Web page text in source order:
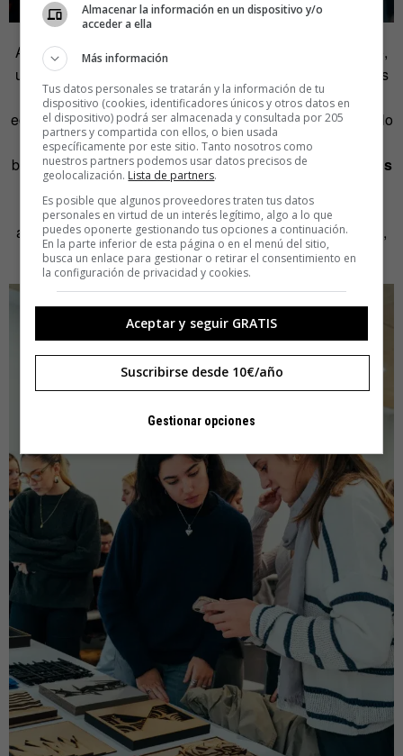
A esta universidad irás a trabajar, a construirte un portfolio,
una identidad profesional y una forma propia de mirar. Más
allá de los planes de estudio, lo que la define es su
ecosistema:aulas abiertas, talleres equipadoscon todo lo
que necesitas para plasmar físicamente esas ideas que
bullen en tu cabeza,estudios audiovisuales, laboratorios
digitales
… En UDIT los espacios están pensados para
experimentar sin miedo a equivocarse, y hacerlo,
además,en comunidad, a través de proyectos colectivos,
sesiones críticas y trabajos colaborativos.
Almacenar la información en un dispositivo y/o
acceder a ella
Más información
Tus datos personales se tratarán y la información de tu
dispositivo (cookies, identificadores únicos y otros datos en
el dispositivo) podrá ser almacenada y consultada por 205
partners y compartida con ellos, o bien usada
específicamente por este sitio. Tanto nosotros como
nuestros partners podemos usar datos precisos de
geolocalización. Lista de partners.
Es posible que algunos proveedores traten tus datos
personales en virtud de un interés legítimo, algo a lo que
puedes oponerte gestionando tus opciones a continuación.
En la parte inferior de esta página o en el menú del sitio,
busca un enlace para gestionar o retirar el consentimiento en
la configuración de privacidad y cookies.
Aceptar y seguir GRATIS
Suscribirse desde 10€/año
Gestionar opciones